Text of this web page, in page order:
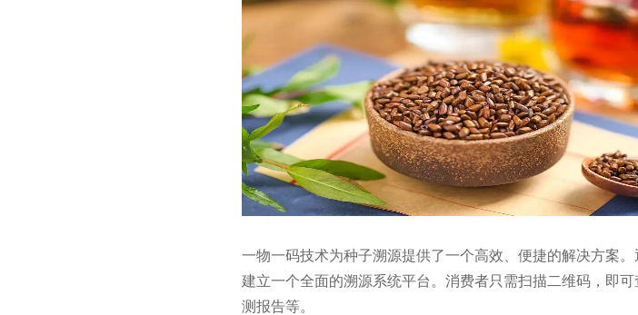
一物一码技术为种子溯源提供了一个高效、便捷的解决方案
建立一个全面的溯源系统平台。消费者只需扫描二维码，即
测报告等。